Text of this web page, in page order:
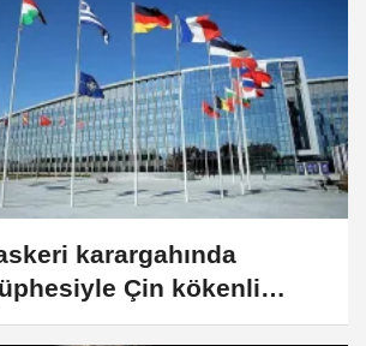
karargahında
Çin kökenli
stajyer tutuklandı